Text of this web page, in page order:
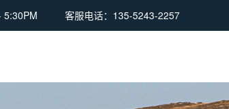
5:30PM 客服电话：135-5243-2257